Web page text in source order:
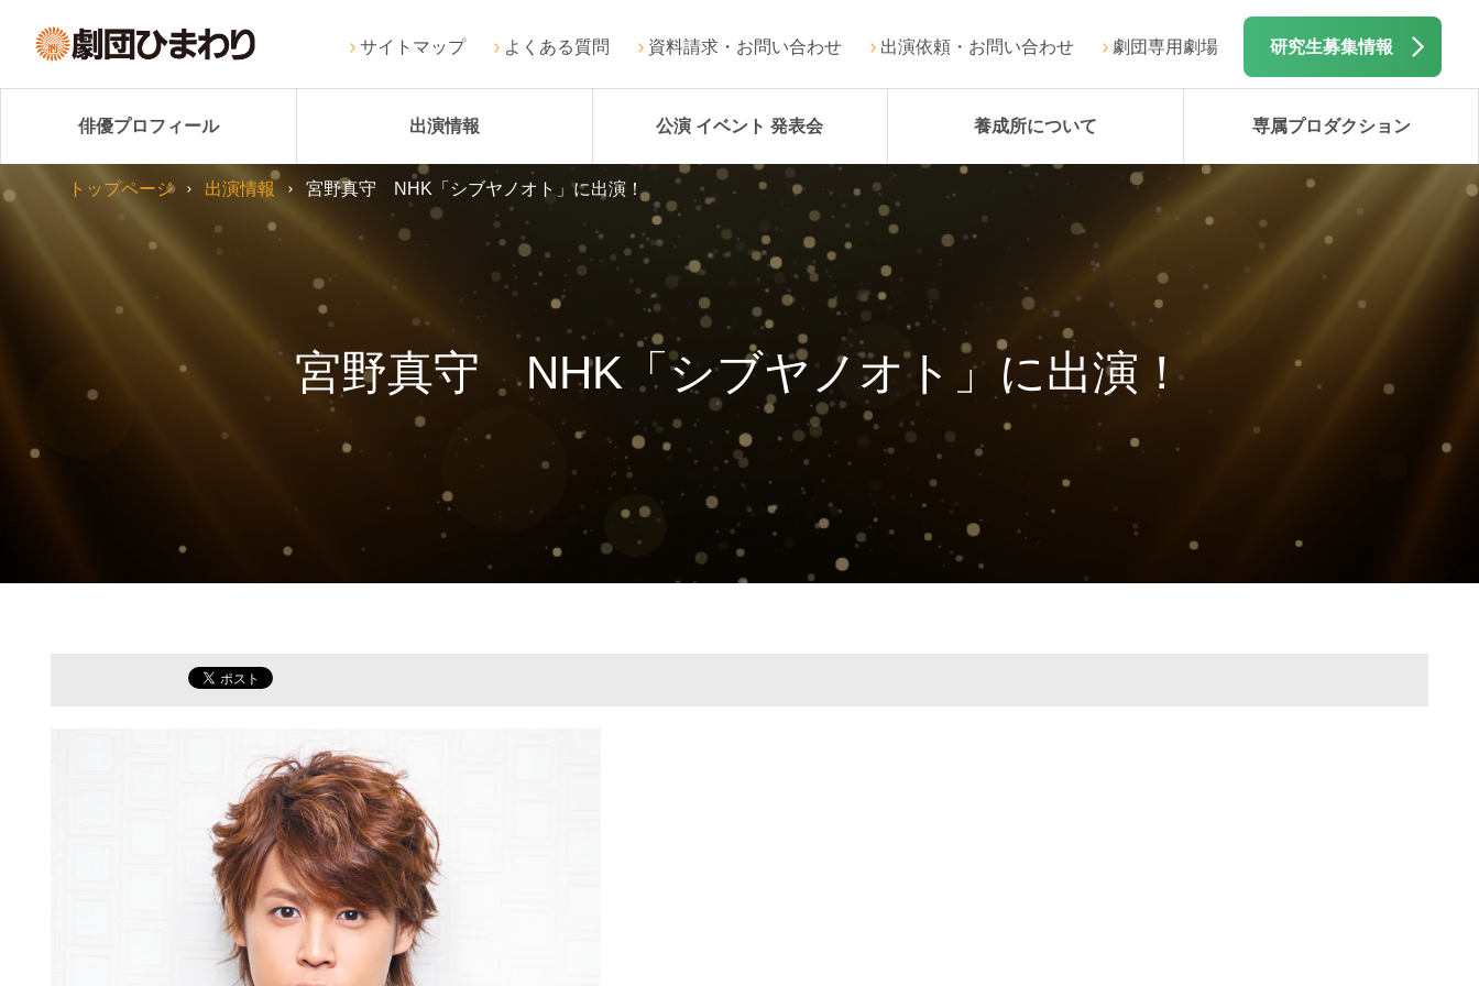
サイトマップ よくある質問 資料請求・お問い合わせ 出演依頼・お問い合わせ 劇団専用劇場 研究生募集情報
俳優プロフィール 出演情報 公演 イベント 発表会 養成所について 専属プロダクション
宮野真守 NHK「シブヤノオト」に出演！
トップページ 出演情報 宮野真守 NHK「シブヤノオト」に出演！